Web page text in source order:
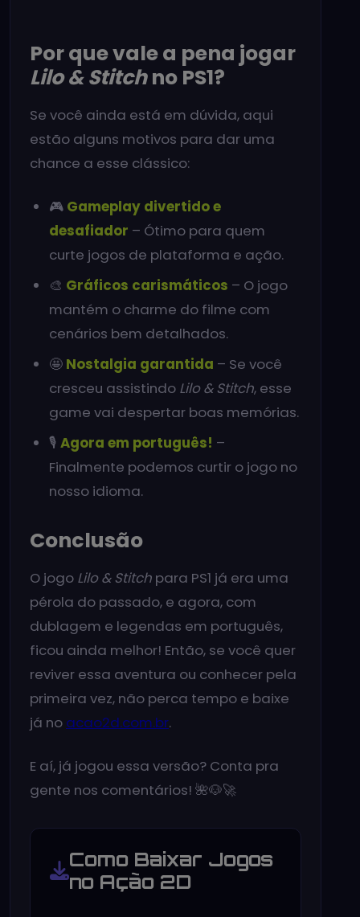
Por que vale a pena jogar
Lilo & Stitchno PS1?
Se você ainda está em dúvida, aqui
estão alguns motivos para dar uma
chance a esse clássico:
🎮 Gameplay divertido e
desafiador – Ótimo para quem
curte jogos de plataforma e ação.
🎨 Gráficos carismáticos – O jogo
mantém o charme do filme com
cenários bem detalhados.
🤩 Nostalgia garantida – Se você
cresceu assistindo Lilo & Stitch, esse
game vai despertar boas memórias.
🎙️ Agora em português! –
Finalmente podemos curtir o jogo no
nosso idioma.
Conclusão
O jogo Lilo & Stitch para PS1 já era uma
pérola do passado, e agora, com
dublagem e legendas em português,
ficou ainda melhor! Então, se você quer
reviver essa aventura ou conhecer pela
primeira vez, não perca tempo e baixe
já no acao2d.com.br.
E aí, já jogou essa versão? Conta pra
gente nos comentários! 🌺🐶🚀
Como Baixar Jogos
no Ação 2D